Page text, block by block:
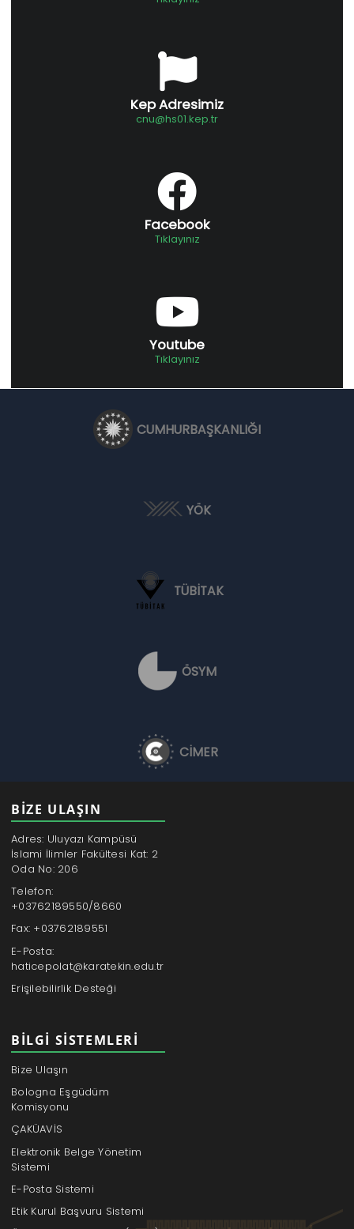
Kep Adresimiz
cnu@hs01.kep.tr
Facebook
Tıklayınız
Youtube
Tıklayınız
CUMHURBAŞKANLIĞI
YÖK
TÜBİTAK
ÖSYM
CİMER
BİZE ULAŞIN
Adres: Uluyazı Kampüsü
İslami İlimler Fakültesi Kat: 2
Oda No: 206
Telefon:
+03762189550/8660
Fax: +03762189551
E-Posta:
haticepolat@karatekin.edu.tr
Erişilebilirlik Desteği
BILGI SISTEMLERI
Bize Ulaşın
Bologna Eşgüdüm
Komisyonu
ÇAKÜAVİS
Elektronik Belge Yönetim
Sistemi
E-Posta Sistemi
Etik Kurul Başvuru Sistemi